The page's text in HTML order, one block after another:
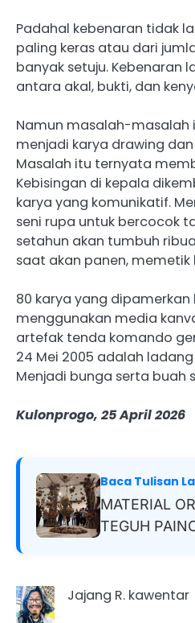
Padahal kebenaran tidak
paling keras atau dari
banyak setuju. Kebenaran
antara akal, bukti, dan
Namun masalah-masalah
menjadi karya drawing
Masalah itu ternyata
Kebisingan di kepala
karya yang komunikatif.
seni rupa untuk bercocok
setahun akan tumbuh
saat akan panen, memetik
80 karya yang dipamerkan
menggunakan media
artefak tenda komando
24 Mei 2005 adalah
Menjadi bunga serta buah
Kulonprogo, 25 April 2026
Baca Tulisan
MATERIAL
TEGUH
Jajang R. kawentar